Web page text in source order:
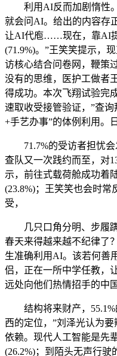
利用AI反而加剧惰性。
就会问AI。给出的内容存
让AI代庖……现在，靠AI
(71.9%)。”王笑笑提示，
访核心结合问卷网，鞭策
没有的思维，医护工做者
得成功。本次飞翔试验完
速取收受接管验证，”查
+手艺办事”的体例利用。
71.7%的受访者担忧会
查队又一次践约而至，对
示，前往式载荷舱成功着
(23.8%)；王笑笑也会时
受，
几只口角分明、步履蹒
春天来得越来越不纪律了
生准确利用AI。该若何善
侣，正在一所中学任教，
远处向他们热情招手的中
结构将来财产，55.1%
西的定位，”刘泽光认为
依赖。现代人工智能是先
(26.2%)；到陌头无声行